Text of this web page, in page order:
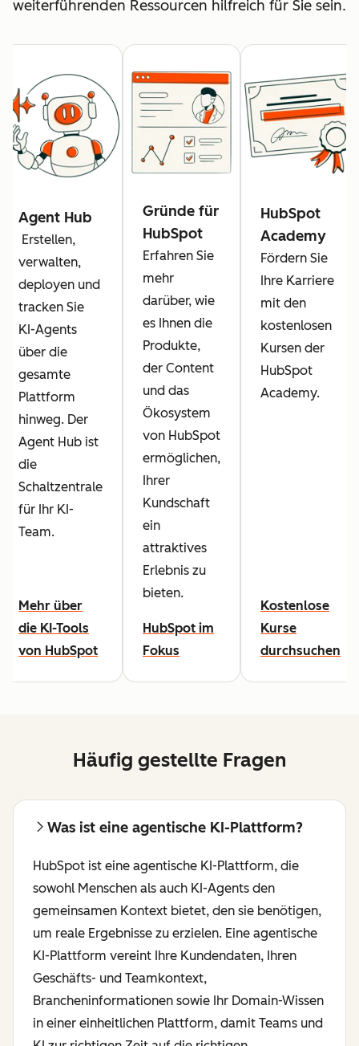
weiterführenden Ressourcen hilfreich für Sie sein.
Agent Hub
Erstellen,
verwalten,
deployen und
tracken Sie
KI-Agents
über die
gesamte
Plattform
hinweg. Der
Agent Hub ist
die
Schaltzentrale
für Ihr KI-
Team.
Mehr über
die KI-Tools
von HubSpot
Gründe für
HubSpot
Erfahren Sie
mehr
darüber, wie
es Ihnen die
Produkte,
der Content
und das
Ökosystem
von HubSpot
ermöglichen,
Ihrer
Kundschaft
ein
attraktives
Erlebnis zu
bieten.
HubSpot im
Fokus
HubSpot
Academy
Fördern Sie
Ihre Karriere
mit den
kostenlosen
Kursen der
HubSpot
Academy.
Kostenlose
Kurse
durchsuchen
Häufig gestellte Fragen
Was ist eine agentische KI-Plattform?
HubSpot ist eine agentische KI-Plattform, die
sowohl Menschen als auch KI-Agents den
gemeinsamen Kontext bietet, den sie benötigen,
um reale Ergebnisse zu erzielen. Eine agentische
KI-Plattform vereint Ihre Kundendaten, Ihren
Geschäfts- und Teamkontext,
Brancheninformationen sowie Ihr Domain-Wissen
in einer einheitlichen Plattform, damit Teams und